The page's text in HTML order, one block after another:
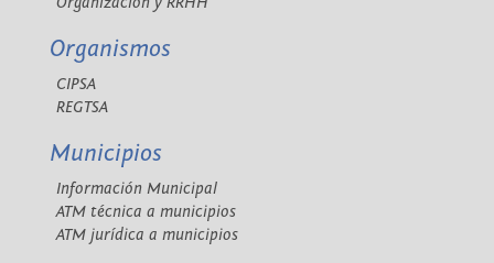
Organismos
CIPSA
REGTSA
Municipios
Información Municipal
ATM técnica a municipios
ATM jurídica a municipios